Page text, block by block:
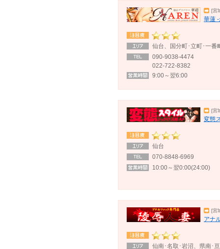
[宮
華蓮
仙台、国分町･立町･一番
090-9038-4474
022-722-8382
9:00～翌6:00
[宮
変態
仙台
070-8848-6969
10:00～翌0:00(24:00)
[宮
アナ
仙南･名取･岩沼、県南･